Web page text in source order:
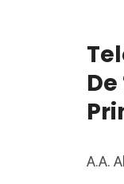
De
A.A.